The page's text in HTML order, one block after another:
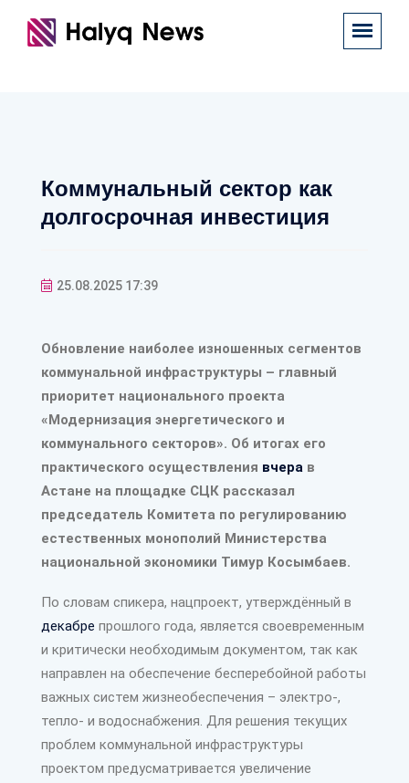
Коммунальный сектор как
долгосрочная инвестиция
25.08.2025 17:39
Обновление наиболее изношенных сегментов
коммунальной инфраструктуры – главный
приоритет национального проекта
«Модернизация энергетического и
коммунального секторов». Об итогах его
практического осуществления вчера в
Астане на площадке СЦК рассказал
председатель Комитета по регулированию
естественных монополий Министерства
национальной экономики Тимур Косымбаев.
По словам спикера, нацпроект, утверждённый в
декабре прошлого года, является своевременным
и критически необходимым документом, так как
направлен на обеспечение бесперебойной работы
важных систем жизнеобеспечения – электро-,
тепло- и водоснабжения. Для решения текущих
проблем коммунальной инфраструктуры
проектом предусматривается увеличение